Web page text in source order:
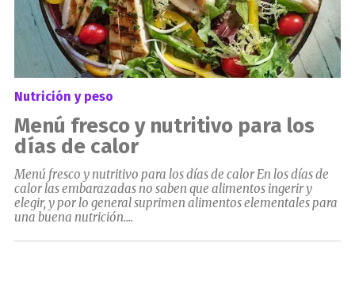
Nutrición y peso
Menú fresco y nutritivo para los
días de calor
Menú fresco y nutritivo para los días de calor En los días de
calor las embarazadas no saben que alimentos ingerir y
elegir, y por lo general suprimen alimentos elementales para
una buena nutrición....